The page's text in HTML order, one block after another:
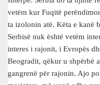
vetëm kur Fuqitë
ta izolonin atë. Këta e kanë
Serbisë nuk është vetëm
interes i rajonit, i Evropës
Beogradit, qëkur u shpërbë
gangrenë për rajonin. Ajo